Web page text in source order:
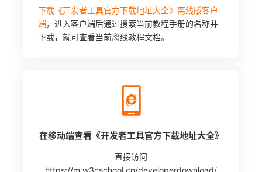
下载《开发者工具官方下载地址大全》离线版客户
端，进入客户端后通过搜索当前教程手册的名称并
下载，就可查看当前离线教程文档。
在移动端查看《开发者工具官方下载地址大全》
直接访问